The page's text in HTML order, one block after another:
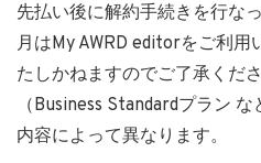
先払い後に解約手続きを行な
月はMy AWRD editorをご利用
たしかねますのでご了承くだ
（Business Standardプラン
内容によって異なります。